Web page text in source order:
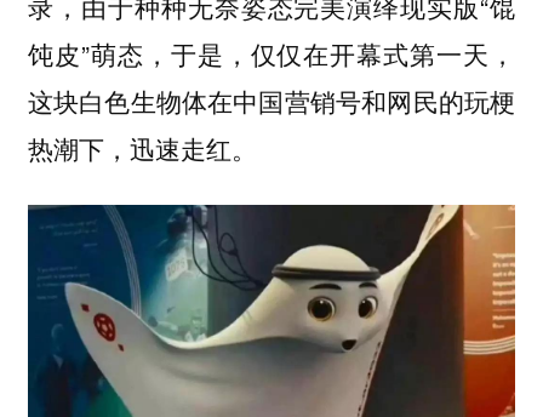
饨皮”萌态，于是，仅仅在开幕式第一天，
这块白色生物体在中国营销号和网民的玩梗
热潮下，迅速走红。